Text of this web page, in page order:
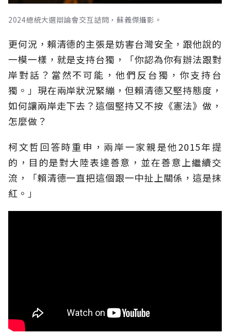
2024總統大選辯論會交互詰問，蘇義傑攝影。
更何況，賴清德的主張是妨害台灣安全，跟他說的
一模一樣，就是支持台獨，「你認為你有辦法跟對
岸對話？當然不可能，他們反台獨，你支持台
獨。」現在兩岸狀況緊繃，但賴清德又堅持態度，
如何讓兩岸走下去？這個堅持又不按《憲法》做，
怎麼做？
柯文哲回答時重申，兩岸一家親是他2015年提
的，目的是對大陸表達善意，並在善意上繼續交
流，「賴清德一直把這個跟一中扯上關係，這是抹
紅。」